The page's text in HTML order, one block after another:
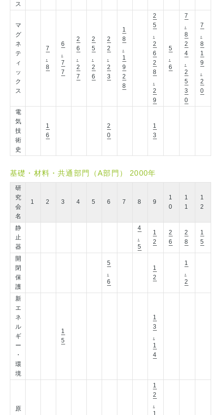
ス
マ
グ
ネ
テ
ィ
ッ
ク
ス
7
,
8
6
,
7
7
2
6
,
2
7
2
5
,
2
6
2
2
,
2
3
1
8
,
1
9
2
8
2
5
,
2
6
2
8
,
2
9
5
,
6
7
,
8
2
4
,
2
5
3
0
7
,
8
1
9
,
2
0
電
気
技
術
史
1
6
2
0
1
3
基礎・材料・共通部門（A部門） 2000年
研
究
会
名
1 2 3 4 5 6 7 8 9
1
0
1
1
1
2
静
止
器
4
,
5
1
2
2
6
2
8
1
5
開
閉
保
護
5
,
6
1
2
1
,
2
新
エ
ネ
ル
ギ
ー
・
環
境
1
5
1
3
,
1
4
原
1
2
,
1